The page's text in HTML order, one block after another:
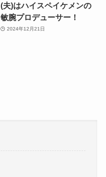
(夫)はハイスペイケメンの
敏腕プロデューサー！
2024年12月21日